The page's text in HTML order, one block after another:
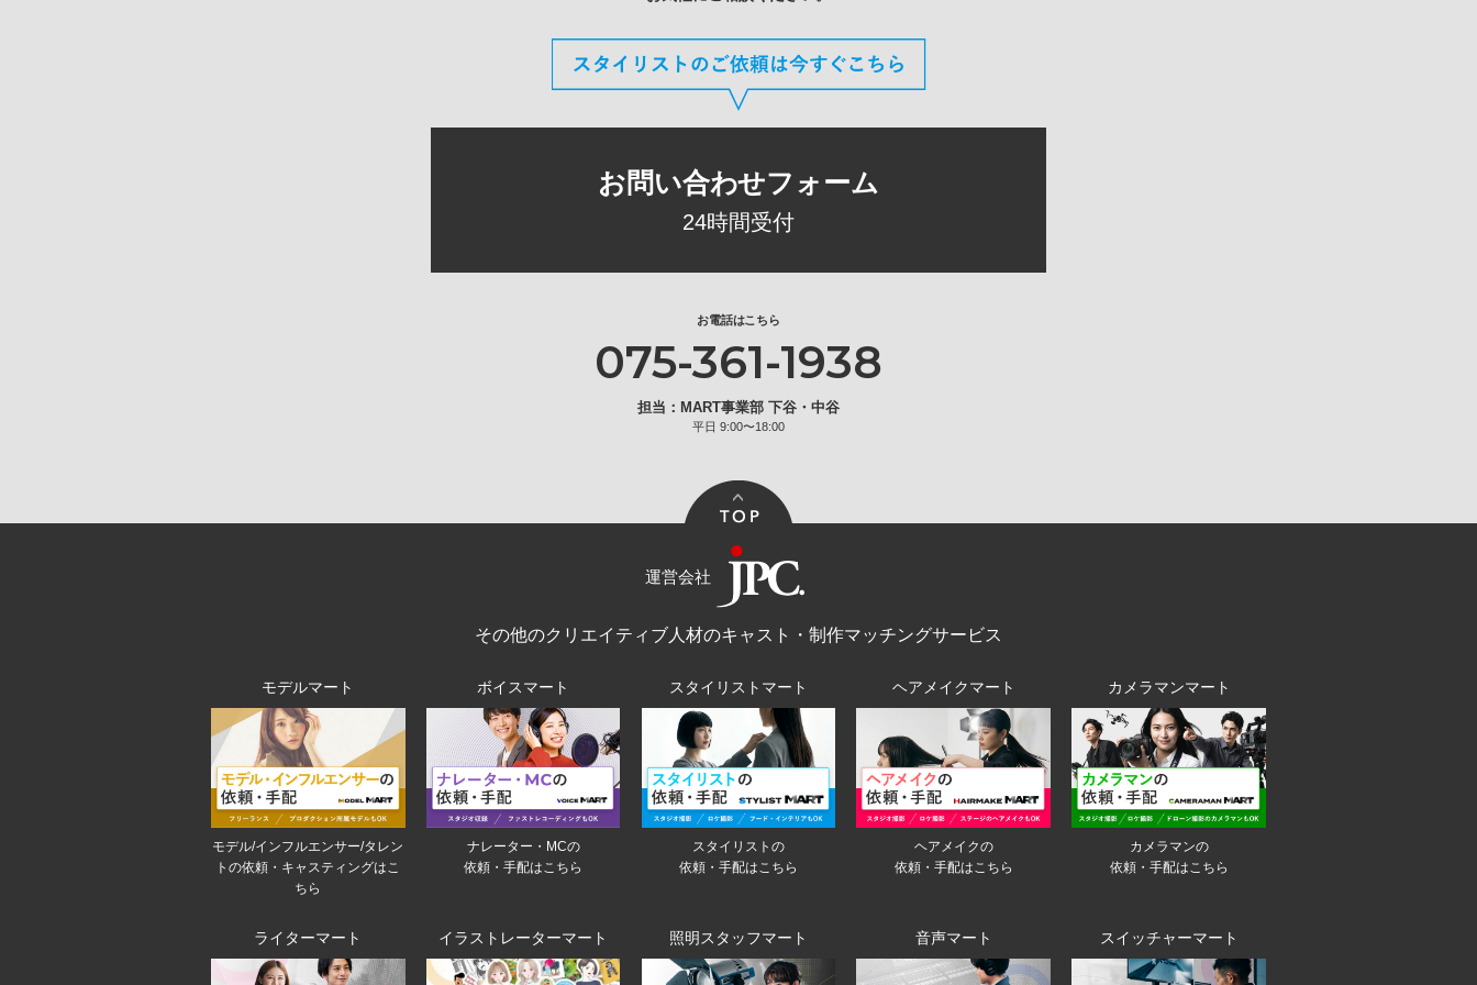
お問い合わせフォーム
24時間受付
お電話はこちら
075-361-1938
担当：MART事業部 下谷・中谷
平日 9:00〜18:00
運営会社
その他のクリエイティブ人材のキャスト・制作マッチングサービス
モデルマート
モデル/インフルエンサー/タレン
トの依頼・キャスティングはこ
ちら
ボイスマート
ナレーター・MCの
依頼・手配はこちら
スタイリストマート
スタイリストの
依頼・手配はこちら
ヘアメイクマート
ヘアメイクの
依頼・手配はこちら
カメラマンマート
カメラマンの
依頼・手配はこちら
ライターマート イラストレーターマート 照明スタッフマート 音声マート スイッチャーマート